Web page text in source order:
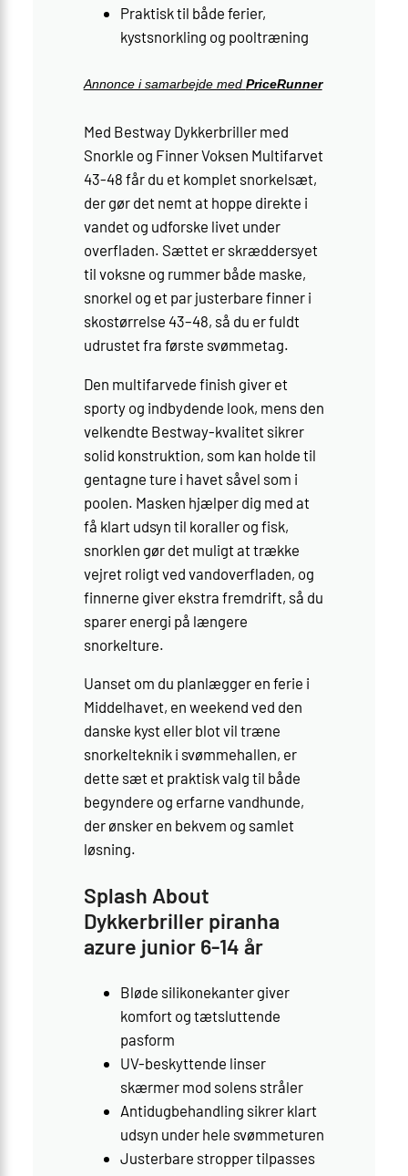
Praktisk til både ferier,
kystsnorkling og pooltræning
Annonce i samarbejde med PriceRunner
Med Bestway Dykkerbriller med
Snorkle og Finner Voksen Multifarvet
43-48 får du et komplet snorkelsæt,
der gør det nemt at hoppe direkte i
vandet og udforske livet under
overfladen. Sættet er skræddersyet
til voksne og rummer både maske,
snorkel og et par justerbare finner i
skostørrelse 43–48, så du er fuldt
udrustet fra første svømmetag.
Den multifarvede finish giver et
sporty og indbydende look, mens den
velkendte Bestway-kvalitet sikrer
solid konstruktion, som kan holde til
gentagne ture i havet såvel som i
poolen. Masken hjælper dig med at
få klart udsyn til koraller og fisk,
snorklen gør det muligt at trække
vejret roligt ved vandoverfladen, og
finnerne giver ekstra fremdrift, så du
sparer energi på længere
snorkelture.
Uanset om du planlægger en ferie i
Middelhavet, en weekend ved den
danske kyst eller blot vil træne
snorkelteknik i svømmehallen, er
dette sæt et praktisk valg til både
begyndere og erfarne vandhunde,
der ønsker en bekvem og samlet
løsning.
Splash About
Dykkerbriller piranha
azure junior 6-14 år
Bløde silikonekanter giver
komfort og tætsluttende
pasform
UV-beskyttende linser
skærmer mod solens stråler
Antidugbehandling sikrer klart
udsyn under hele svømmeturen
Justerbare stropper tilpasses